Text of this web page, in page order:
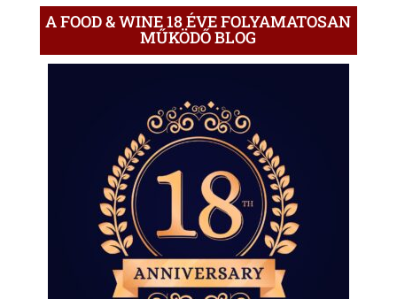
A FOOD & WINE 18 ÉVE FOLYAMATOSAN
MŰKÖDŐ BLOG